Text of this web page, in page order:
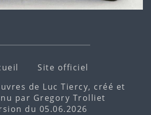
Site officiel
de Luc Tiercy, créé et
par Gregory Trolliet
du 05.06.2026